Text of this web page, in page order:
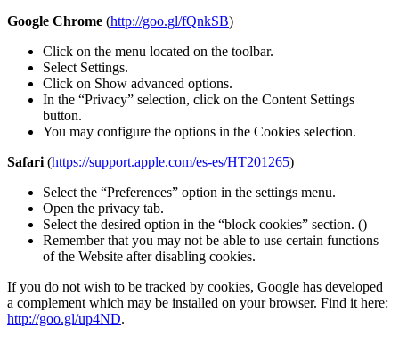
Google Chrome (http://goo.gl/fQnkSB)
Click on the menu located on the toolbar.
Select Settings.
Click on Show advanced options.
In the “Privacy” selection, click on the Content Settings
button.
You may configure the options in the Cookies selection.
Safari (https://support.apple.com/es-es/HT201265)
Select the “Preferences” option in the settings menu.
Open the privacy tab.
Select the desired option in the “block cookies” section. ()
Remember that you may not be able to use certain functions
of the Website after disabling cookies.
If you do not wish to be tracked by cookies, Google has developed
a complement which may be installed on your browser. Find it here:
http://goo.gl/up4ND.